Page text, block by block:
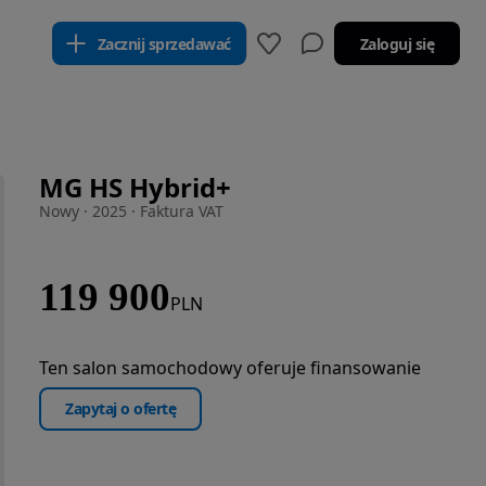
Zacznij sprzedawać Zaloguj się
MG HS Hybrid+
Nowy · 2025 · Faktura VAT
119 900PLN
Ten salon samochodowy oferuje finansowanie
Zapytaj o ofertę